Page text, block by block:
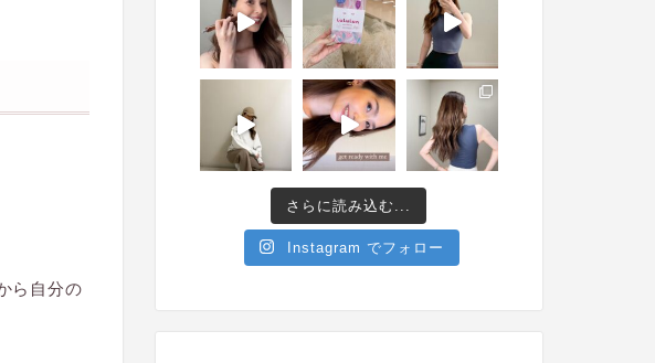
ら自分の
さらに読み込む...
Instagram でフォロー